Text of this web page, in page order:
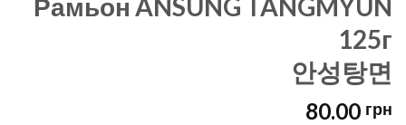
125г
안성탕면
80.00 грн